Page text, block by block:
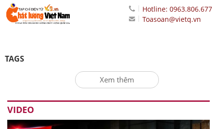
Hotline: 0963.806.677
Toasoan@vietq.vn
TAGS
Xem thêm
VIDEO